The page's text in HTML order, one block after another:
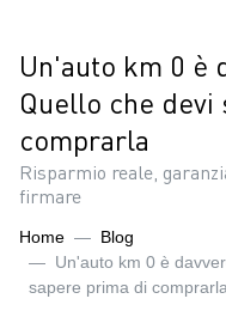
Un'auto km 0 è
Quello che devi
comprarla
Risparmio reale,
firmare
Home
Blog
Un'auto km 0 è
sapere prima di